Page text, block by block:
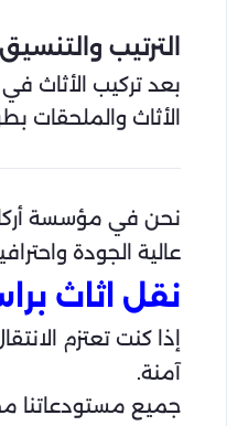
الترتيب والتنسيق
بعد تركيب الأثاث
الأثاث والملحقات
نحن في مؤسسة أركان
عالية الجودة
نقل اثاث
إذا كنت تعتزم
آمنة.
جميع مستودعاتنا